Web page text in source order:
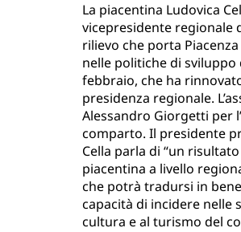
La piacentina Ludovica
vicepresidente regionale
rilievo che porta
nelle politiche di sviluppo
febbraio, che ha
presidenza regionale.
Alessandro Giorgetti per
comparto. Il presidente
Cella parla di “un
piacentina a livello
che potrà tradursi in
capacità di incidere nelle
cultura e al turismo del